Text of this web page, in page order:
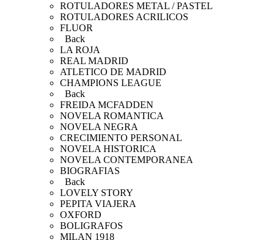
ROTULADORES METAL / PASTEL
ROTULADORES ACRILICOS
FLUOR
Back
LA ROJA
REAL MADRID
ATLETICO DE MADRID
CHAMPIONS LEAGUE
Back
FREIDA MCFADDEN
NOVELA ROMANTICA
NOVELA NEGRA
CRECIMIENTO PERSONAL
NOVELA HISTORICA
NOVELA CONTEMPORANEA
BIOGRAFIAS
Back
LOVELY STORY
PEPITA VIAJERA
OXFORD
BOLIGRAFOS
MILAN 1918